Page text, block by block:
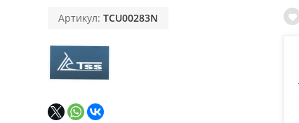
Артикул: TCU00283N